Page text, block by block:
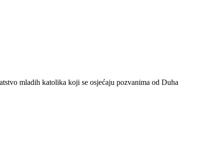
mladih katolika koji se osjećaju pozvanima od Duha